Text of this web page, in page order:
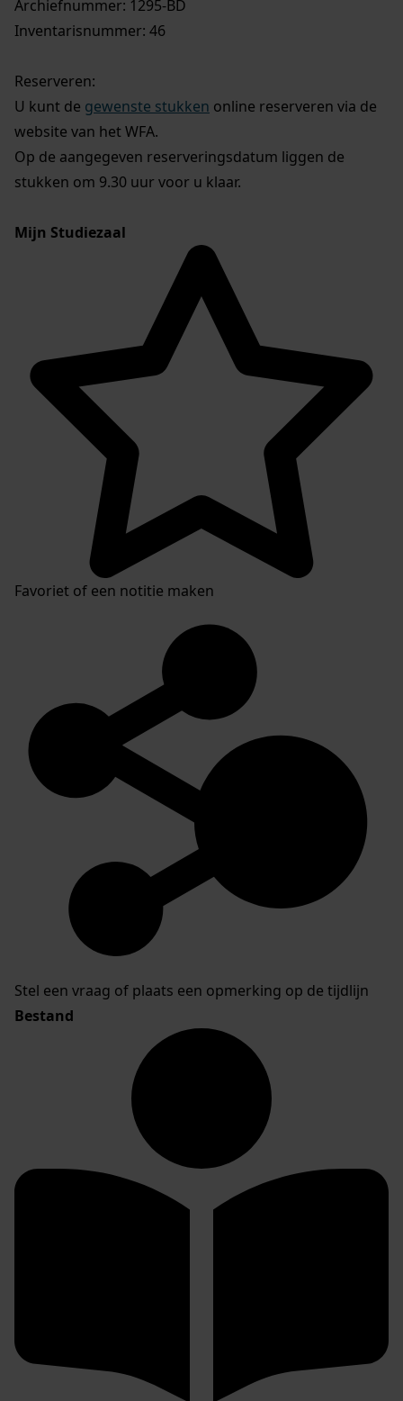
Archiefnummer: 1295-BD
Inventarisnummer: 46
Reserveren:
U kunt de gewenste stukken online reserveren via de
website van het WFA.
Op de aangegeven reserveringsdatum liggen de
stukken om 9.30 uur voor u klaar.
Mijn Studiezaal
Favoriet of een notitie maken
Stel een vraag of plaats een opmerking op de tijdlijn
Bestand